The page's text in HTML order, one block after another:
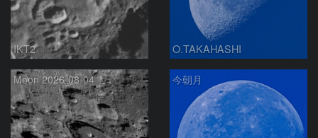
IKT2 O.TAKAHASHI
Moon 2026-08-04 今朝月